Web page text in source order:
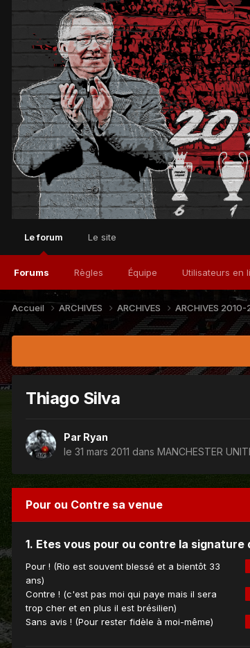
Le forum
Forums Règles Équipe Utilisateurs en
Le site
Accueil ARCHIVES ARCHIVES ARCHIVES 2010-
Thiago Silva
Par Ryan
le 31 mars 2011 dans MANCHESTER
Pour ou Contre sa venue
1. Etes vous pour ou contre la signature
Pour ! (Rio est souvent blessé et a bientôt 33
ans)
Contre ! (c'est pas moi qui paye mais il sera
trop cher et en plus il est brésilien)
Sans avis ! (Pour rester fidèle à moi-même)